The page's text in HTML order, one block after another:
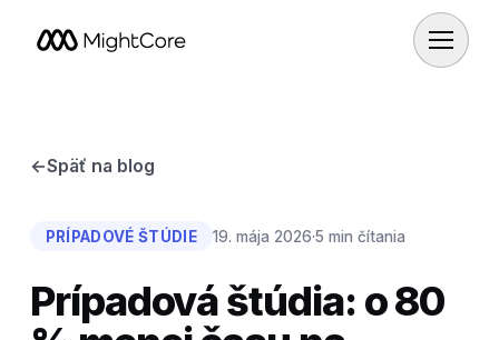
←Späť na blog
PRÍPADOVÉ ŠTÚDIE 19. mája 2026·5 min čítania
Prípadová štúdia: o 80